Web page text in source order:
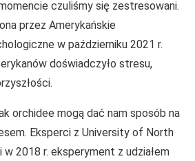
czuliśmy się zestresowani.
przez Amerykańskie
w październiku 2021 r.
doświadczyło stresu,
orchidee mogą dać nam sposób na
Eksperci z University of North
w 2018 r. eksperyment z udziałem